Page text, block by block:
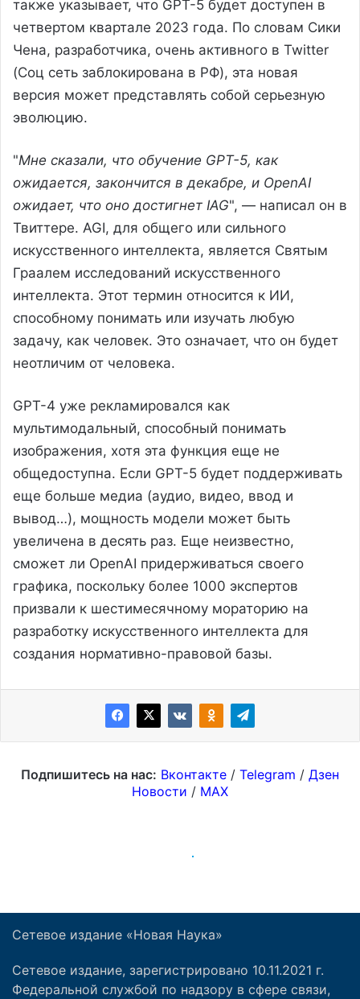
Сетевое издание «Новая Наука»
Сетевое издание, зарегистрировано 10.11.2021 г.
Федеральной службой по надзору в сфере связи,